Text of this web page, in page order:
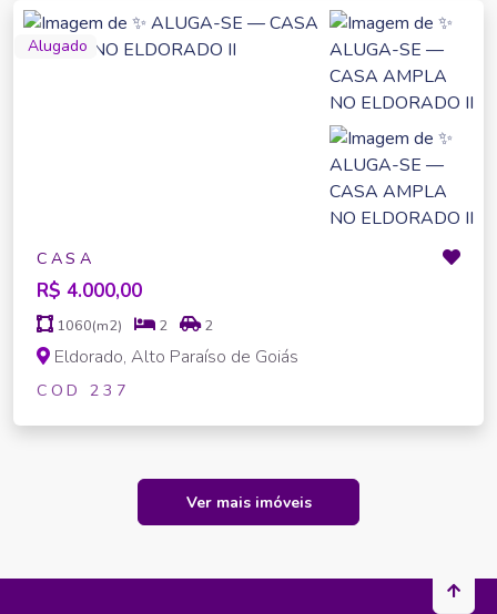
Alugado
CASA
R$ 4.000,00
1060(m2) 2 2
Eldorado, Alto Paraíso de Goiás
COD 237
Ver mais imóveis